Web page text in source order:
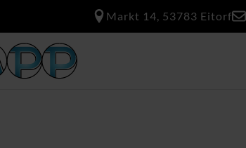
Markt 14, 53783 Eitorf